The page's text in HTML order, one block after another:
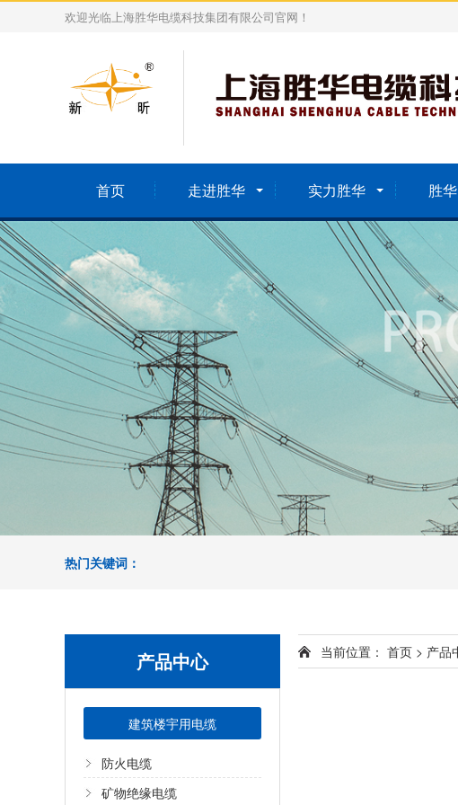
欢迎光临上海胜华电缆科技集团有限公司官网！
首页 走进胜华 实力胜华 胜
热门关键词：
产品中心
建筑楼宇用电缆
防火电缆
矿物绝缘电缆
当前位置： 首页 > 产品